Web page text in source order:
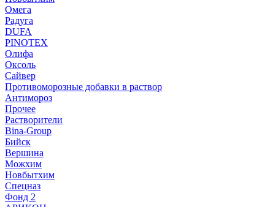
Омега
Радуга
DUFA
PINOTEX
Олифа
Оксоль
Сайвер
Противоморозные добавки в раствор
Антимороз
Прочее
Растворители
Bina-Group
Бийск
Вершина
Можхим
Новбытхим
Спецназ
Фонд 2